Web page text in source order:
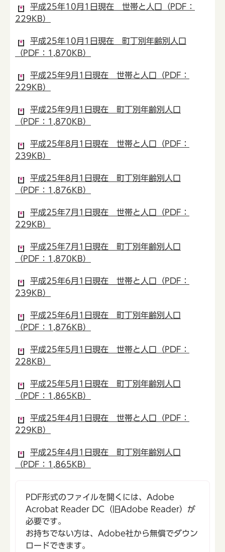
平成25年10月1日現在 世帯と人口（PDF：
229KB）
平成25年10月1日現在 町丁別年齢別人口
（PDF：1,870KB）
平成25年9月1日現在 世帯と人口（PDF：
229KB）
平成25年9月1日現在 町丁別年齢別人口
（PDF：1,870KB）
平成25年8月1日現在 世帯と人口（PDF：
239KB）
平成25年8月1日現在 町丁別年齢別人口
（PDF：1,876KB）
平成25年7月1日現在 世帯と人口（PDF：
229KB）
平成25年7月1日現在 町丁別年齢別人口
（PDF：1,870KB）
平成25年6月1日現在 世帯と人口（PDF：
239KB）
平成25年6月1日現在 町丁別年齢別人口
（PDF：1,876KB）
平成25年5月1日現在 世帯と人口（PDF：
228KB）
平成25年5月1日現在 町丁別年齢別人口
（PDF：1,865KB）
平成25年4月1日現在 世帯と人口（PDF：
229KB）
平成25年4月1日現在 町丁別年齢別人口
（PDF：1,865KB）
PDF形式のファイルを開くには、Adobe
Acrobat Reader DC（旧Adobe Reader）が
必要です。
お持ちでない方は、Adobe社から無償でダウン
ロードできます。